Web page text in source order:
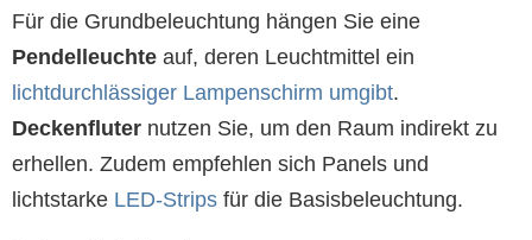
Für die Grundbeleuchtung hängen Sie eine
Pendelleuchte auf, deren Leuchtmittel ein
lichtdurchlässiger Lampenschirm umgibt.
Deckenfluter nutzen Sie, um den Raum indirekt zu
erhellen. Zudem empfehlen sich Panels und
lichtstarke LED-Strips für die Basisbeleuchtung.